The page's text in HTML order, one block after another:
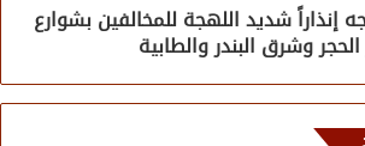
شديد اللهجة للمخالفين بشوارع
وشرق البندر والطابية